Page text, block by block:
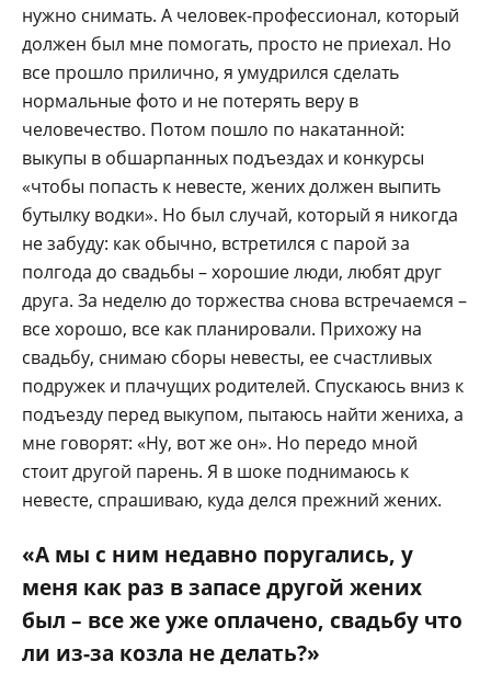
нужно снимать. А человек-профессионал, который
должен был мне помогать, просто не приехал. Но
все прошло прилично, я умудрился сделать
нормальные фото и не потерять веру в
человечество. Потом пошло по накатанной:
выкупы в обшарпанных подъездах и конкурсы
«чтобы попасть к невесте, жених должен выпить
бутылку водки». Но был случай, который я никогда
не забуду: как обычно, встретился с парой за
полгода до свадьбы – хорошие люди, любят друг
друга. За неделю до торжества снова встречаемся –
все хорошо, все как планировали. Прихожу на
свадьбу, снимаю сборы невесты, ее счастливых
подружек и плачущих родителей. Спускаюсь вниз к
подъезду перед выкупом, пытаюсь найти жениха, а
мне говорят: «Ну, вот же он». Но передо мной
стоит другой парень. Я в шоке поднимаюсь к
невесте, спрашиваю, куда делся прежний жених.
«А мы с ним недавно поругались, у
меня как раз в запасе другой жених
был – все же уже оплачено, свадьбу что
ли из-за козла не делать?»